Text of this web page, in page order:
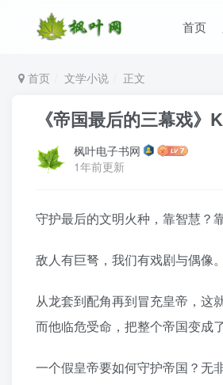
首页
首页 文学小说 正文
《帝国最后的三幕戏
枫叶电子书网
1年前更新
守护最后的文明火种，靠智慧？
敌人有巨弩，我们有戏剧与偶像。
从龙套到配角再到冒充皇帝，这
而他临危受命，把整个帝国变成
一个假皇帝要如何守护帝国？无